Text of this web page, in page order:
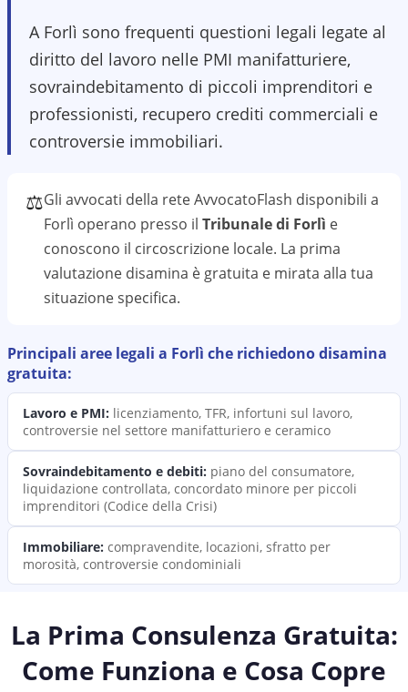
A Forlì sono frequenti questioni legali legate al
diritto del lavoro nelle PMI manifatturiere,
sovraindebitamento di piccoli imprenditori e
professionisti, recupero crediti commerciali e
controversie immobiliari.
⚖️Gli avvocati della rete AvvocatoFlash disponibili a
Forlì operano presso il Tribunale di Forlì e
conoscono il circoscrizione locale. La prima
valutazione disamina è gratuita e mirata alla tua
situazione specifica.
Principali aree legali a Forlì che richiedonodisamina
gratuita:
Lavoro e PMI: licenziamento, TFR, infortuni sul lavoro,
controversie nel settore manifatturiero e ceramico
Sovraindebitamento e debiti: piano del consumatore,
liquidazione controllata, concordato minore per piccoli
imprenditori (Codice della Crisi)
Immobiliare: compravendite, locazioni, sfratto per
morosità, controversie condominiali
La Prima Consulenza Gratuita:
Come Funziona e Cosa Copre